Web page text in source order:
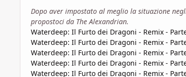
Dopo aver impostato al meglio la situazione
propostoci da The Alexandrian.
Waterdeep: Il Furto dei Dragoni - Remix -
Waterdeep: Il Furto dei Dragoni - Remix -
Waterdeep: Il Furto dei Dragoni - Remix -
Waterdeep: Il Furto dei Dragoni - Remix -
Waterdeep: Il Furto dei Dragoni - Remix -